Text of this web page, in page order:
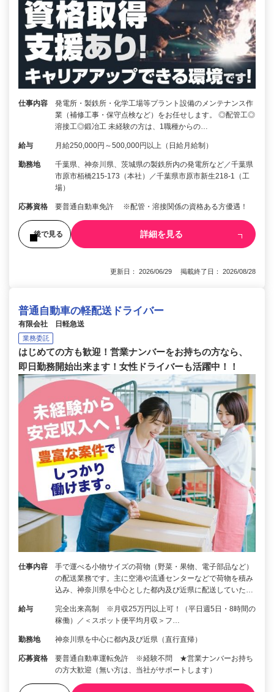
仕事内容
発電所・製鉄所・化学工場等プラント設備のメンテナンス作
業（補修工事・保守点検など）をお任せします。 ◎配管工◎
溶接工◎鍛冶工 未経験の方は、1職種からの…
給与 月給250,000円～500,000円以上（日給月給制）
勤務地
千葉県、神奈川県、茨城県の製鉄所内の発電所など／千葉県
市原市栢橋215-173（本社）／千葉県市原市新生218-1（工
場）
応募資格 要普通自動車免許 ※配管・溶接関係の資格ある方優遇！
後で見る 詳細を見る
更新日： 2026/06/29 掲載終了日： 2026/08/28
普通自動車の軽配送ドライバー
有限会社 日軽急送
業務委託
はじめての方も歓迎！営業ナンバーをお持ちの方なら、
即日勤務開始出来ます！女性ドライバーも活躍中！！
仕事内容
手で運べる小物サイズの荷物（野菜・果物、電子部品など）
の配送業務です。主に空港や流通センターなどで荷物を積み
込み、神奈川県を中心とした都内及び近県に配送していた…
給与
完全出来高制 ※月収25万円以上可！（平日週5日・8時間の
稼働）／＜スポット便平均月収＞フ…
勤務地 神奈川県を中心に都内及び近県（直行直帰）
応募資格
要普通自動車運転免許 ※経験不問 ★営業ナンバーお持ち
の方大歓迎（無い方は、当社がサポートします）